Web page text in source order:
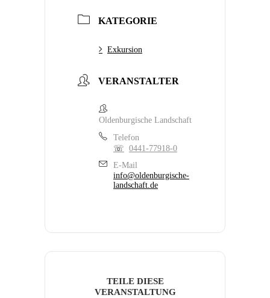
KATEGORIE
Exkursion
VERANSTALTER
Oldenburgische Landschaft
Telefon
0441-77918-0
E-Mail
info@oldenburgische-
landschaft.de
TEILE DIESE
VERANSTALTUNG